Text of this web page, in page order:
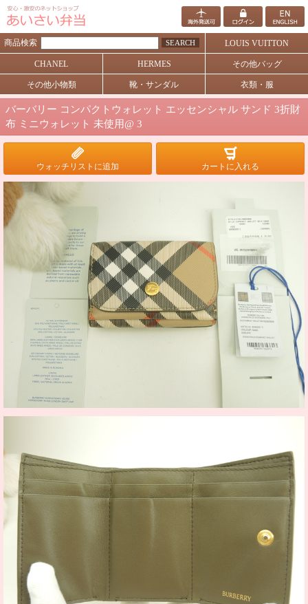
商品検索 SEARCH LOUIS VUITTON
CHANEL HERMES その他バッグ
その他小物類 靴・サンダル 衣類・服
バーバリー コンパクトウォレット エッセンシャル サンド 3折財
布 ミニウォレット 未使用@ 3
ウォッチリストに追加 カートに入れる